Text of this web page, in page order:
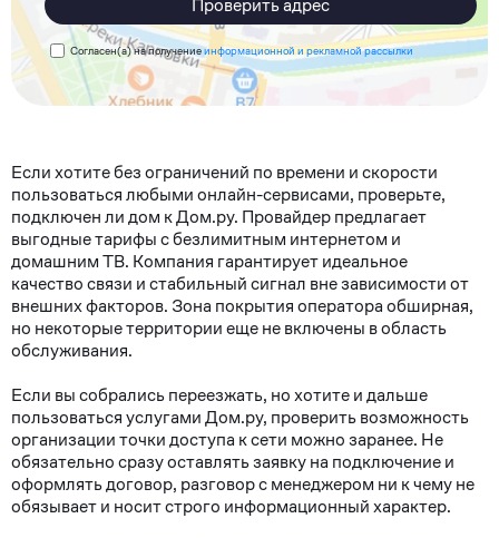
Проверить адрес
Согласен(а) на получениеинформационной и рекламной рассылки
Если хотите без ограничений по времени и скорости
пользоваться любыми онлайн-сервисами, проверьте,
подключен ли дом к Дом.ру. Провайдер предлагает
выгодные тарифы с безлимитным интернетом и
домашним ТВ. Компания гарантирует идеальное
качество связи и стабильный сигнал вне зависимости от
внешних факторов. Зона покрытия оператора обширная,
но некоторые территории еще не включены в область
обслуживания.
Если вы собрались переезжать, но хотите и дальше
пользоваться услугами Дом.ру, проверить возможность
организации точки доступа к сети можно заранее. Не
обязательно сразу оставлять заявку на подключение и
оформлять договор, разговор с менеджером ни к чему не
обязывает и носит строго информационный характер.